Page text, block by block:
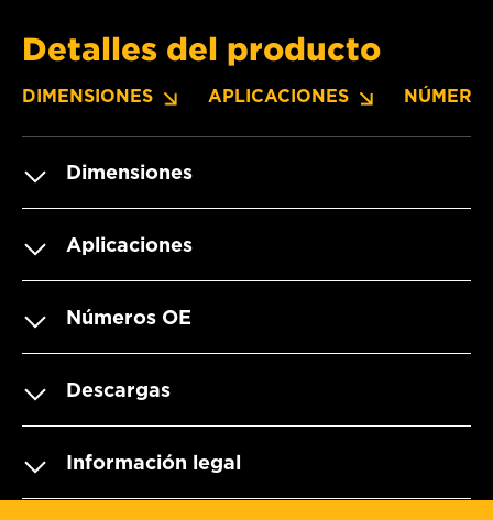
Detalles del producto
DIMENSIONES APLICACIONES
Dimensiones
Aplicaciones
Números OE
Descargas
Información legal